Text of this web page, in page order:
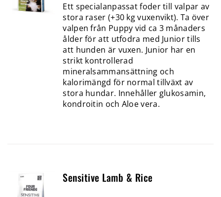
Ett specialanpassat foder till valpar av
stora raser (+30 kg vuxenvikt). Ta över
valpen från Puppy vid ca 3 månaders
ålder för att utfodra med Junior tills
att hunden är vuxen. Junior har en
strikt kontrollerad
mineralsammansättning och
kalorimängd för normal tillväxt av
stora hundar. Innehåller glukosamin,
kondroitin och Aloe vera.
Sensitive Lamb & Rice